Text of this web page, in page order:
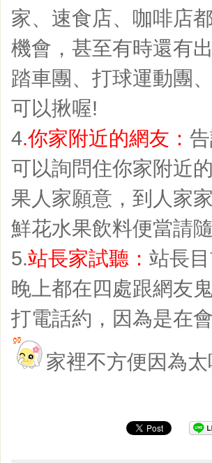
家、速食店、咖啡店
機會，甚至有時還有
踏車團、打球運動團
可以揪喔!
4.你家附近的網友：
可以詢問住你家附近
果人家願意，到人家
鮮花水果飲料便當請
5.站長家試聽： 站長
晚上都在四處跟網友
打電話約，因為是在
家裡不方便因為